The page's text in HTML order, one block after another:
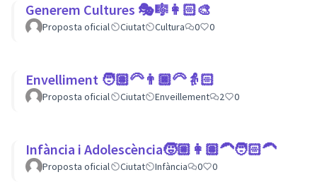
Generem Cultures 🎭🎼👩🏻‍🎨
Proposta oficial Ciutat Cultura 0 0
Envelliment 🧑🏽‍🦳👨🏿‍🦳👵🏻
Proposta oficial Ciutat Enveillement 2 0
Infància i Adolescència🧒🏼👩🏽‍🦱🧑🏻‍🦱
Proposta oficial Ciutat Infància 0 0